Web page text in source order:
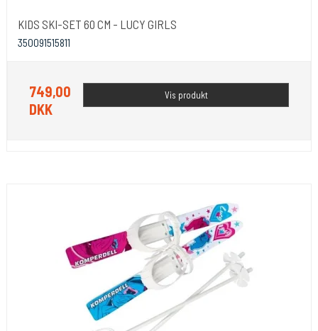
KIDS SKI-SET 60 CM - LUCY GIRLS
350091515811
749,00
DKK
Vis produkt